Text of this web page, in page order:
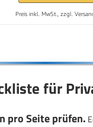
Preis inkl. MwSt., zzgl.
für
pro Seite prüfen.